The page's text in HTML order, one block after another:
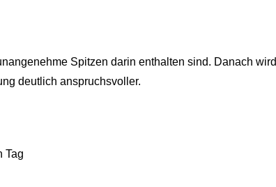
Spitzen darin enthalten sind. Danach wird
deutlich anspruchsvoller.
Tag